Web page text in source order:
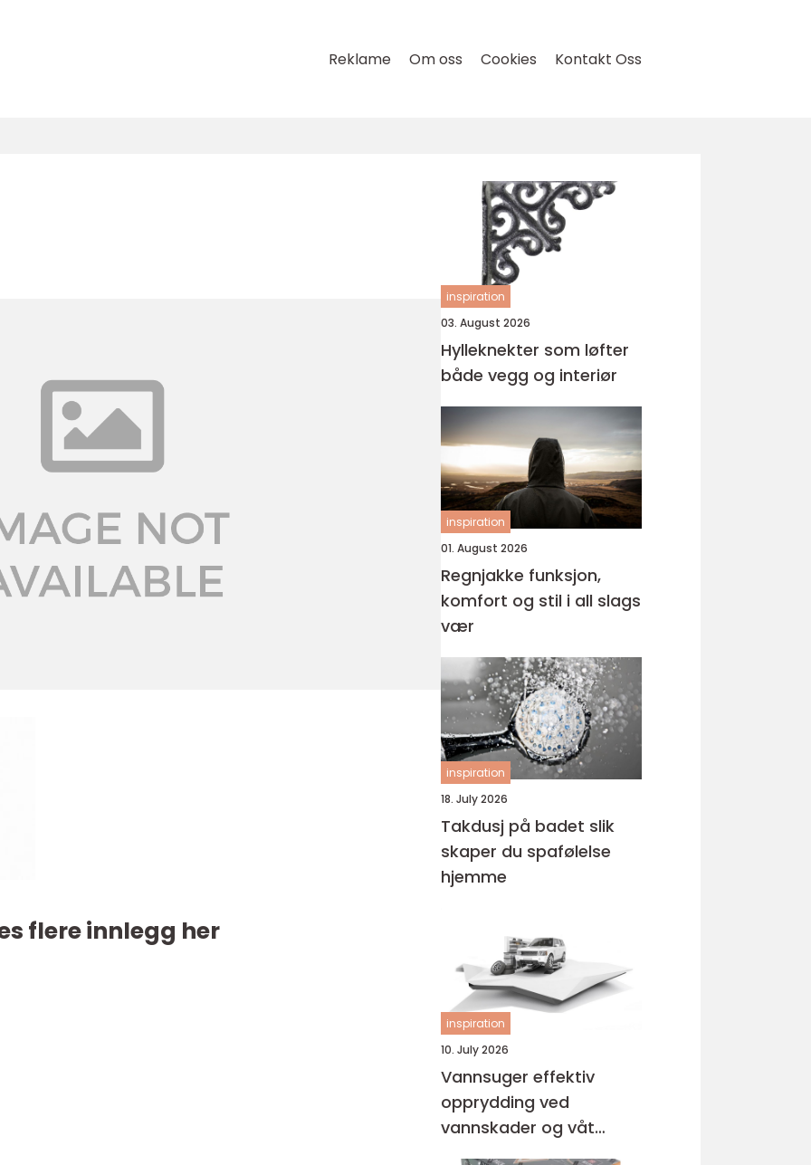
Reklame Om oss Cookies Kontakt Oss
flere innlegg her
inspiration
03. August 2026
Hylleknekter som løfter
både vegg og interiør
inspiration
01. August 2026
Regnjakke funksjon,
komfort og stil i all slags
vær
inspiration
18. July 2026
Takdusj på badet slik
skaper du spafølelse
hjemme
inspiration
10. July 2026
Vannsuger effektiv
opprydding ved
vannskader og våt
rengjøring